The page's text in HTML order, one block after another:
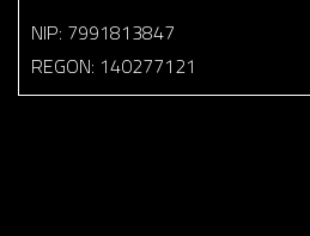
NIP: 7991813847
REGON: 140277121